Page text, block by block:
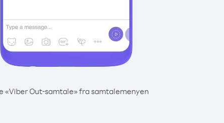
«Viber Out-samtale» fra samtalemenyen